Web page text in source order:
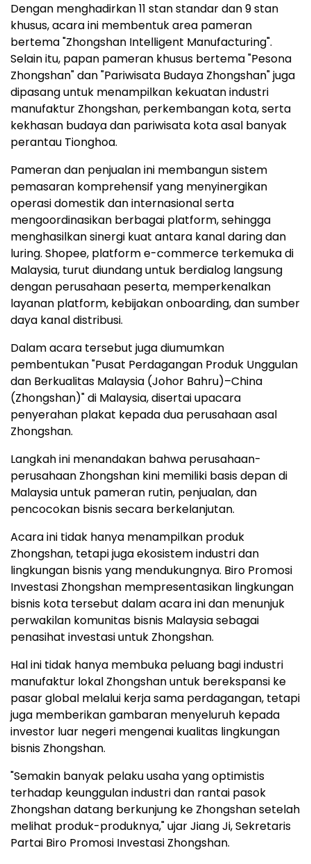
Dengan menghadirkan 11 stan standar dan 9 stan
khusus, acara ini membentuk area pameran
bertema "Zhongshan Intelligent Manufacturing".
Selain itu, papan pameran khusus bertema "Pesona
Zhongshan" dan "Pariwisata Budaya Zhongshan" juga
dipasang untuk menampilkan kekuatan industri
manufaktur Zhongshan, perkembangan kota, serta
kekhasan budaya dan pariwisata kota asal banyak
perantau Tionghoa.
Pameran dan penjualan ini membangun sistem
pemasaran komprehensif yang menyinergikan
operasi domestik dan internasional serta
mengoordinasikan berbagai platform, sehingga
menghasilkan sinergi kuat antara kanal daring dan
luring. Shopee, platform e-commerce terkemuka di
Malaysia, turut diundang untuk berdialog langsung
dengan perusahaan peserta, memperkenalkan
layanan platform, kebijakan onboarding, dan sumber
daya kanal distribusi.
Dalam acara tersebut juga diumumkan
pembentukan "Pusat Perdagangan Produk Unggulan
dan Berkualitas Malaysia (Johor Bahru)–China
(Zhongshan)" di Malaysia, disertai upacara
penyerahan plakat kepada dua perusahaan asal
Zhongshan.
Langkah ini menandakan bahwa perusahaan-
perusahaan Zhongshan kini memiliki basis depan di
Malaysia untuk pameran rutin, penjualan, dan
pencocokan bisnis secara berkelanjutan.
Acara ini tidak hanya menampilkan produk
Zhongshan, tetapi juga ekosistem industri dan
lingkungan bisnis yang mendukungnya. Biro Promosi
Investasi Zhongshan mempresentasikan lingkungan
bisnis kota tersebut dalam acara ini dan menunjuk
perwakilan komunitas bisnis Malaysia sebagai
penasihat investasi untuk Zhongshan.
Hal ini tidak hanya membuka peluang bagi industri
manufaktur lokal Zhongshan untuk berekspansi ke
pasar global melalui kerja sama perdagangan, tetapi
juga memberikan gambaran menyeluruh kepada
investor luar negeri mengenai kualitas lingkungan
bisnis Zhongshan.
"Semakin banyak pelaku usaha yang optimistis
terhadap keunggulan industri dan rantai pasok
Zhongshan datang berkunjung ke Zhongshan setelah
melihat produk-produknya," ujar Jiang Ji, Sekretaris
Partai Biro Promosi Investasi Zhongshan.